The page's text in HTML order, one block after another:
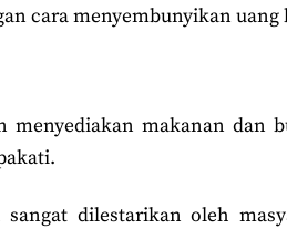
cara menyembunyikan uang
makanan dan
dilestarikan oleh